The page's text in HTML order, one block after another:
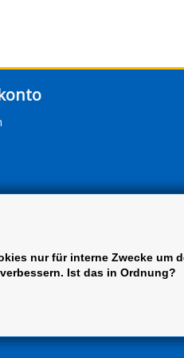
nur für interne Zwecke um
verbessern. Ist das in Ordnung?